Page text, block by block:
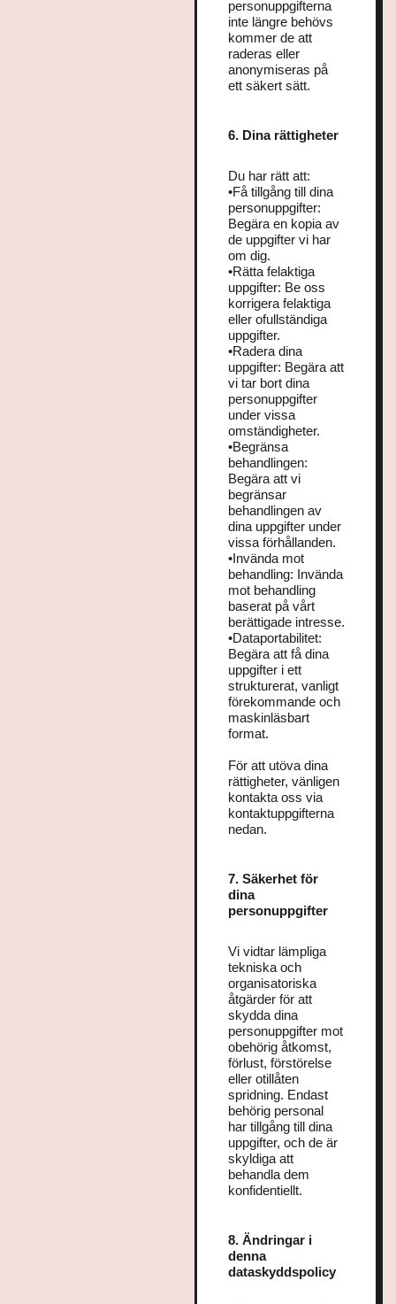
personuppgifterna
inte längre behövs
kommer de att
raderas eller
anonymiseras på
ett säkert sätt.
6. Dina rättigheter
Du har rätt att:
•Få tillgång till dina
personuppgifter:
Begära en kopia av
de uppgifter vi har
om dig.
•Rätta felaktiga
uppgifter: Be oss
korrigera felaktiga
eller ofullständiga
uppgifter.
•Radera dina
uppgifter: Begära att
vi tar bort dina
personuppgifter
under vissa
omständigheter.
•Begränsa
behandlingen:
Begära att vi
begränsar
behandlingen av
dina uppgifter under
vissa förhållanden.
•Invända mot
behandling: Invända
mot behandling
baserat på vårt
berättigade intresse.
•Dataportabilitet:
Begära att få dina
uppgifter i ett
strukturerat, vanligt
förekommande och
maskinläsbart
format.
För att utöva dina
rättigheter, vänligen
kontakta oss via
kontaktuppgifterna
nedan.
7. Säkerhet för
dina
personuppgifter
Vi vidtar lämpliga
tekniska och
organisatoriska
åtgärder för att
skydda dina
personuppgifter mot
obehörig åtkomst,
förlust, förstörelse
eller otillåten
spridning. Endast
behörig personal
har tillgång till dina
uppgifter, och de är
skyldiga att
behandla dem
konfidentiellt.
8. Ändringar i
denna
dataskyddspolicy